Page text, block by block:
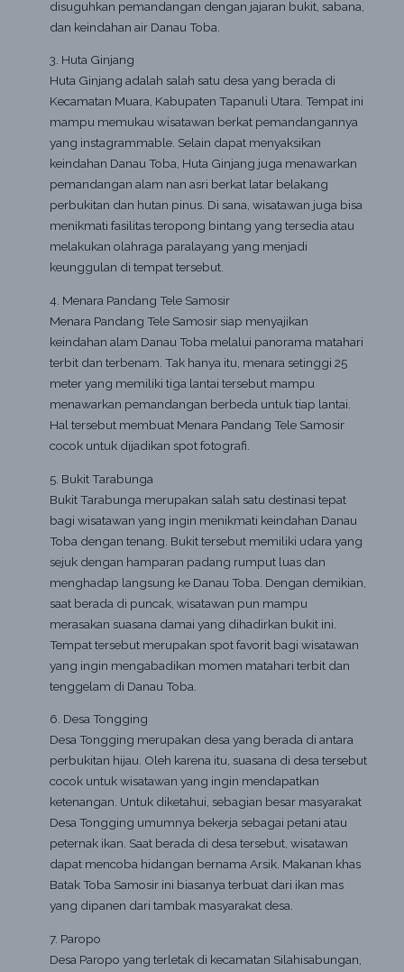
disuguhkan pemandangan dengan jajaran bukit, sabana,
dan keindahan air Danau Toba.
3. Huta Ginjang
Huta Ginjang adalah salah satu desa yang berada di
Kecamatan Muara, Kabupaten Tapanuli Utara. Tempat ini
mampu memukau wisatawan berkat pemandangannya
yang instagrammable. Selain dapat menyaksikan
keindahan Danau Toba, Huta Ginjang juga menawarkan
pemandangan alam nan asri berkat latar belakang
perbukitan dan hutan pinus. Di sana, wisatawan juga bisa
menikmati fasilitas teropong bintang yang tersedia atau
melakukan olahraga paralayang yang menjadi
keunggulan di tempat tersebut.
4. Menara Pandang Tele Samosir
Menara Pandang Tele Samosir siap menyajikan
keindahan alam Danau Toba melalui panorama matahari
terbit dan terbenam. Tak hanya itu, menara setinggi 25
meter yang memiliki tiga lantai tersebut mampu
menawarkan pemandangan berbeda untuk tiap lantai.
Hal tersebut membuat Menara Pandang Tele Samosir
cocok untuk dijadikan spot fotografi.
5. Bukit Tarabunga
Bukit Tarabunga merupakan salah satu destinasi tepat
bagi wisatawan yang ingin menikmati keindahan Danau
Toba dengan tenang. Bukit tersebut memiliki udara yang
sejuk dengan hamparan padang rumput luas dan
menghadap langsung ke Danau Toba. Dengan demikian,
saat berada di puncak, wisatawan pun mampu
merasakan suasana damai yang dihadirkan bukit ini.
Tempat tersebut merupakan spot favorit bagi wisatawan
yang ingin mengabadikan momen matahari terbit dan
tenggelam di Danau Toba.
6. Desa Tongging
Desa Tongging merupakan desa yang berada di antara
perbukitan hijau. Oleh karena itu, suasana di desa tersebut
cocok untuk wisatawan yang ingin mendapatkan
ketenangan. Untuk diketahui, sebagian besar masyarakat
Desa Tongging umumnya bekerja sebagai petani atau
peternak ikan. Saat berada di desa tersebut, wisatawan
dapat mencoba hidangan bernama Arsik. Makanan khas
Batak Toba Samosir ini biasanya terbuat dari ikan mas
yang dipanen dari tambak masyarakat desa.
7. Paropo
Desa Paropo yang terletak di kecamatan Silahisabungan,